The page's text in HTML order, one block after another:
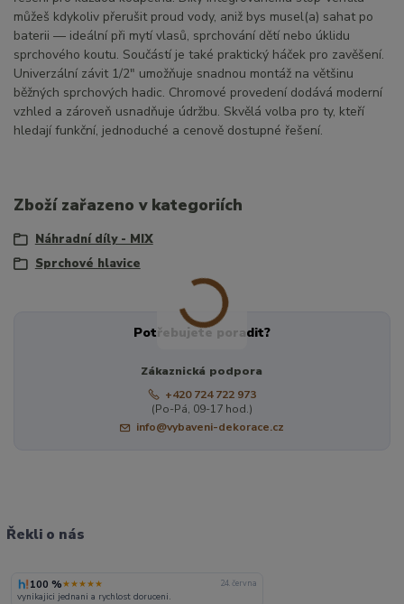
můžeš kdykoliv přerušit proud vody, aniž bys musel(a) sahat po
baterii — ideální při mytí vlasů, sprchování dětí nebo úklidu
sprchového koutu. Součástí je také praktický háček pro zavěšení.
Univerzální závit 1/2" umožňuje snadnou montáž na většinu
běžných sprchových hadic. Chromové provedení dodává moderní
vzhled a zároveň usnadňuje údržbu. Skvělá volba pro ty, kteří
hledají funkční, jednoduché a cenově dostupné řešení.
Zboží zařazeno v kategoriích
Náhradní díly - MIX
Sprchové hlavice
Potřebujete poradit?
Zákaznická podpora
+420 724 722 973
(Po-Pá, 09-17 hod.)
info@vybaveni-dekorace.cz
Řekli o nás
100 %★★★★★ 24. června
vynikajici jednani a rychlost doruceni.